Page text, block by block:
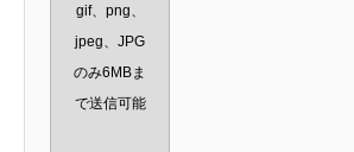
gif、png、
jpeg、JPG
のみ6MBま
で送信可能